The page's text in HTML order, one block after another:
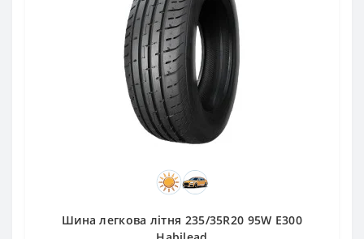
Шина легкова літня 235/35R20 95W E300